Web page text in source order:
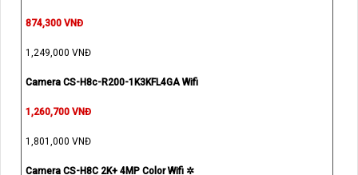
874,300 VNĐ
1,249,000 VNĐ
Camera CS-H8c-R200-1K3KFL4GA Wifi
1,260,700 VNĐ
1,801,000 VNĐ
Camera CS-H8C 2K+ 4MP Color Wifi ✲